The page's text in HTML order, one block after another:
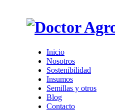
Inicio
Nosotros
Sostenibilidad
Insumos
Semillas y otros
Blog
Contacto